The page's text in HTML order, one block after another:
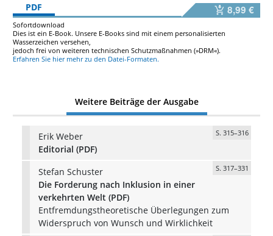
PDF
8,99 €
Sofortdownload
Dies ist ein E-Book. Unsere E-Books sind mit einem personalisierten
Wasserzeichen versehen,
jedoch frei von weiteren technischen Schutzmaßnahmen (»DRM«).
Erfahren Sie hier mehr zu den Datei-Formaten.
Weitere Beiträge der Ausgabe
Erik Weber S. 315–316
Editorial (PDF)
Stefan Schuster
S. 317–331
Die Forderung nach Inklusion in einer
verkehrten Welt (PDF)
Entfremdungstheoretische Überlegungen zum
Widerspruch von Wunsch und Wirklichkeit